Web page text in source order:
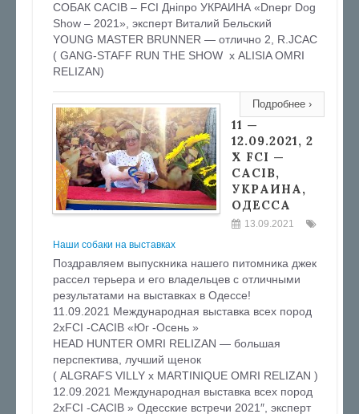
СОБАК CACIB – FCI Дніпро УКРАИНА «Dnepr Dog
Show – 2021», эксперт Виталий Бельский
YOUNG MASTER BRUNNER — отлично 2, R.JCAC
( GANG-STAFF RUN THE SHOW х ALISIA OMRI
RELIZAN)
Подробнее ›
11 —
12.09.2021, 2
Х FCI —
CACIB,
УКРАИНА,
ОДЕССА
13.09.2021
Наши собаки на выставках
Поздравляем выпускника нашего питомника джек
рассел терьера и его владельцев с отличными
результатами на выставках в Одессе!
11.09.2021 Международная выставка всех пород
2хFCI -CACIB «Юг -Осень »
HEAD HUNTER OMRI RELIZAN — большая
перспектива, лучший щенок
( ALGRAFS VILLY x MARTINIQUE OMRI RELIZAN )
12.09.2021 Международная выставка всех пород
2хFCI -CACIB » Одесские встречи 2021″, эксперт